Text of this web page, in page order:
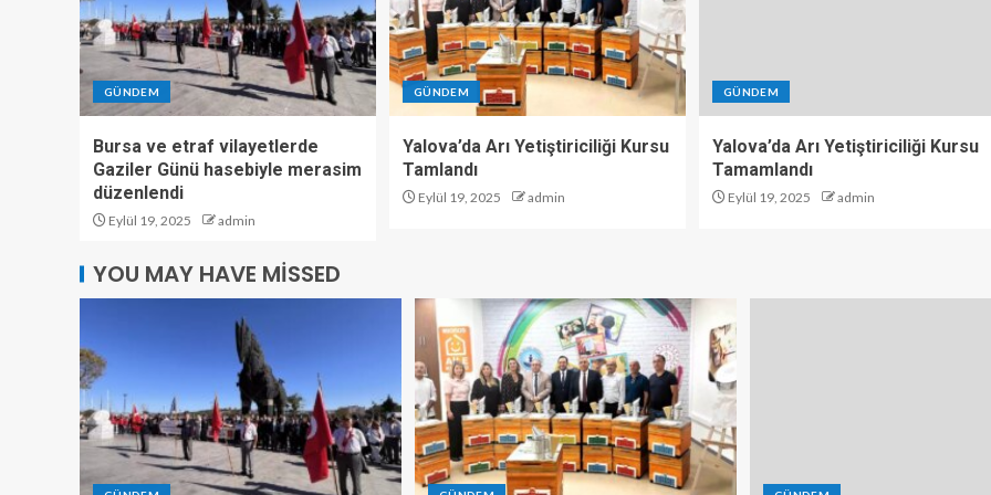
GÜNDEM
Bursa ve etraf vilayetlerde
Gaziler Günü hasebiyle merasim
düzenlendi
Eylül 19, 2025 admin
GÜNDEM
Yalova’da Arı Yetiştiriciliği Kursu
Tamlandı
Eylül 19, 2025 admin
GÜNDEM
Yalova’da Arı Yetiştiriciliği Kursu
Tamamlandı
Eylül 19, 2025 admin
YOU MAY HAVE MISSED